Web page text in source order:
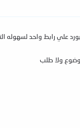
علي رابط واحد لسهوله
ولا طلب